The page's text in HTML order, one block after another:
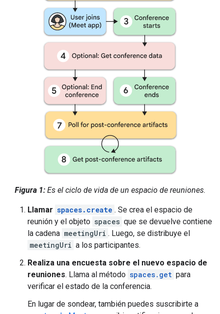
Figura 1:Es el ciclo de vida de un espacio de reuniones.
Llamar spaces.create . Se crea el espacio de
reunión y el objeto spaces que se devuelve contiene
la cadena meetingUri . Luego, se distribuye el
meetingUri a los participantes.
Realiza una encuesta sobre el nuevo espacio de
reuniones. Llama al método spaces.get para
verificar el estado de la conferencia.
En lugar de sondear, también puedes suscribirte a